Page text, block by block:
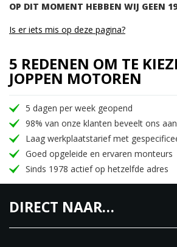
OP DIT MOMENT HEBBEN WIJ GEEN
Is er iets mis op deze pagina?
5 REDENEN OM TE
JOPPEN MOTOREN
5 dagen per week geopend
98% van onze klanten beveelt ons aan
Laag werkplaatstarief met
Goed opgeleide en ervaren monteurs
Sinds 1978 actief op hetzelfde adres
DIRECT NAAR…